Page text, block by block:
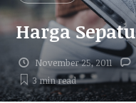
Harga
November 25, 2011
3 minread